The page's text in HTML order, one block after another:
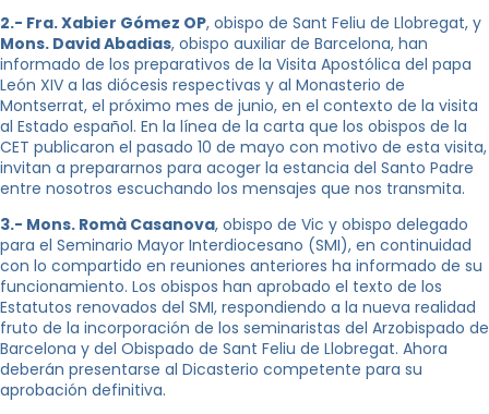
2.- Fra. Xabier Gómez OP, obispo de Sant Feliu de Llobregat, y
Mons. David Abadias, obispo auxiliar de Barcelona, han
informado de los preparativos de la Visita Apostólica del papa
León XIV a las diócesis respectivas y al Monasterio de
Montserrat, el próximo mes de junio, en el contexto de la visita
al Estado español. En la línea de la carta que los obispos de la
CET publicaron el pasado 10 de mayo con motivo de esta visita,
invitan a prepararnos para acoger la estancia del Santo Padre
entre nosotros escuchando los mensajes que nos transmita.
3.- Mons. Romà Casanova, obispo de Vic y obispo delegado
para el Seminario Mayor Interdiocesano (SMI), en continuidad
con lo compartido en reuniones anteriores ha informado de su
funcionamiento. Los obispos han aprobado el texto de los
Estatutos renovados del SMI, respondiendo a la nueva realidad
fruto de la incorporación de los seminaristas del Arzobispado de
Barcelona y del Obispado de Sant Feliu de Llobregat. Ahora
deberán presentarse al Dicasterio competente para su
aprobación definitiva.